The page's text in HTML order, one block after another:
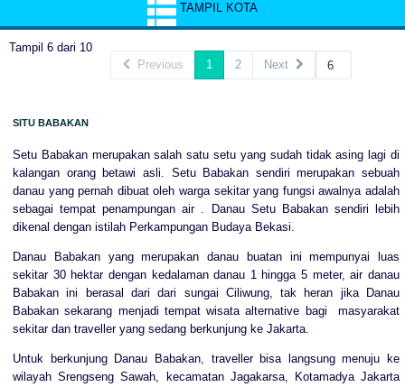
TAMPIL KOTA
Tampil 6 dari 10
Previous
1 2 Next
SITU BABAKAN
Setu Babakan merupakan salah satu setu yang sudah tidak asing lagi di
kalangan orang betawi asli. Setu Babakan sendiri merupakan sebuah
danau yang pernah dibuat oleh warga sekitar yang fungsi awalnya adalah
sebagai tempat penampungan air . Danau Setu Babakan sendiri lebih
dikenal dengan istilah Perkampungan Budaya Bekasi.
Danau Babakan yang merupakan danau buatan ini mempunyai luas
sekitar 30 hektar dengan kedalaman danau 1 hingga 5 meter, air danau
Babakan ini berasal dari dari sungai Ciliwung, tak heran jika Danau
Babakan sekarang menjadi tempat wisata alternative bagi masyarakat
sekitar dan traveller yang sedang berkunjung ke Jakarta.
Untuk berkunjung Danau Babakan, traveller bisa langsung menuju ke
wilayah Srengseng Sawah, kecamatan Jagakarsa, Kotamadya Jakarta